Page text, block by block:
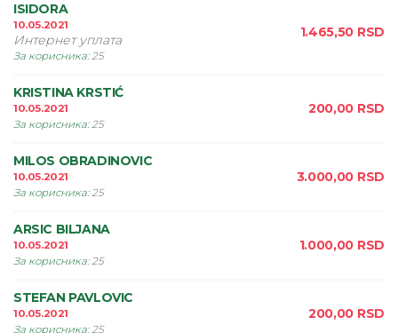
ISIDORA
10.05.2021
Интернет уплата
За корисника:25
1.465,50 RSD
KRISTINA KRSTIĆ
10.05.2021
За корисника:25
200,00 RSD
MILOS OBRADINOVIC
10.05.2021
За корисника:25
3.000,00 RSD
ARSIC BILJANA
10.05.2021
За корисника:25
1.000,00 RSD
STEFAN PAVLOVIC
10.05.2021
За корисника:25
200,00 RSD